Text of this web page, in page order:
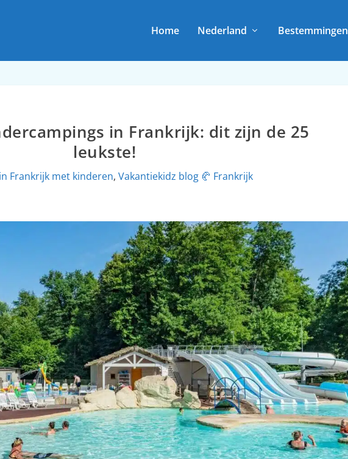
Home Nederland Bestemmingen
in Frankrijk: dit zijn de 25
leukste!
Frankrijk met kinderen, Vakantiekidz blog 🥐 Frankrijk